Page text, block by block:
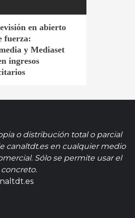
en abierto
fuerza:
y Mediaset
ingresos
o distribución total o parcial
canaltdt.es en cualquier medio
Sólo se permite usar el